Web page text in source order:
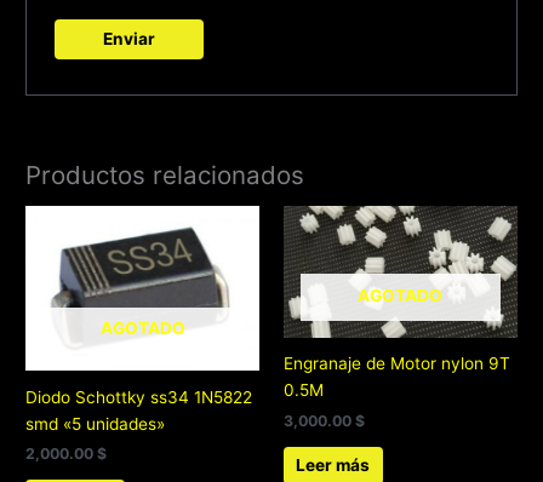
Productos relacionados
AGOTADO
Diodo Schottky ss34 1N5822
smd «5 unidades»
2,000.00$
AGOTADO
Engranaje de Motor nylon 9T
0.5M
3,000.00 $
Leer más